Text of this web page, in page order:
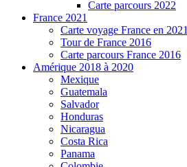
Carte parcours 2022
France 2021
Carte voyage France en 2021
Tour de France 2016
Carte parcours France 2016
Amérique 2018 à 2020
Mexique
Guatemala
Salvador
Honduras
Nicaragua
Costa Rica
Panama